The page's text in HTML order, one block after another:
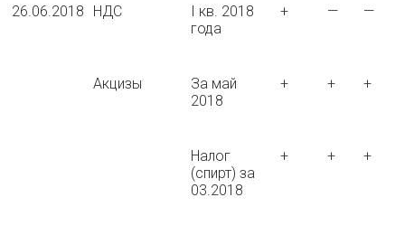
26.06.2018 НДС
I кв. 2018
года
+ — —
Акцизы
За май
2018
+ + +
Налог
(спирт) за
03.2018
+ + +